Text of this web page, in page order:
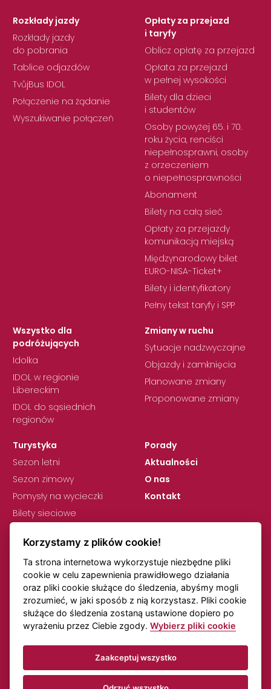
Rozkłady jazdy
Rozkłady jazdy
do pobrania
Tablice odjazdów
TvůjBus IDOL
Połączenie na żądanie
Wyszukiwanie połączeń
Opłaty za przejazd
i taryfy
Oblicz opłatę za przejazd
Opłata za przejazd
w pełnej wysokości
Bilety dla dzieci
i studentów
Osoby powyżej 65. i 70.
roku życia, renciści
niepełnosprawni, osoby
z orzeczeniem
o niepełnosprawności
Abonament
Bilety na całą sieć
Opłaty za przejazdy
komunikacją miejską
Międzynarodowy bilet
EURO-NISA-Ticket+
Bilety i identyfikatory
Pełny tekst taryfy i SPP
Wszystko dla
podróżujących
Idolka
IDOL w regionie
Libereckim
IDOL do sąsiednich
regionów
Zmiany w ruchu
Sytuacje nadzwyczajne
Objazdy i zamknięcia
Planowane zmiany
Proponowane zmiany
Turystyka
Sezon letni
Sezon zimowy
Pomysły na wycieczki
Bilety sieciowe
Porady
Aktualności
O nas
Kontakt
RODO
Ustawienia plików cookie
Uwagi dotyczące rozkładów jazdy
Transport online
© KORID LK, spółka z ograniczoną odpowiedzialnością,
Wszelkie prawa zastrzeżone.
Korzystamy z plików cookie!
Ta strona internetowa wykorzystuje niezbędne pliki
cookie w celu zapewnienia prawidłowego działania
oraz pliki cookie służące do śledzenia, abyśmy mogli
zrozumieć, w jaki sposób z nią korzystasz. Pliki cookie
służące do śledzenia zostaną ustawione dopiero po
wyrażeniu przez Ciebie zgody.Wybierz pliki cookie
Zaakceptuj wszystko